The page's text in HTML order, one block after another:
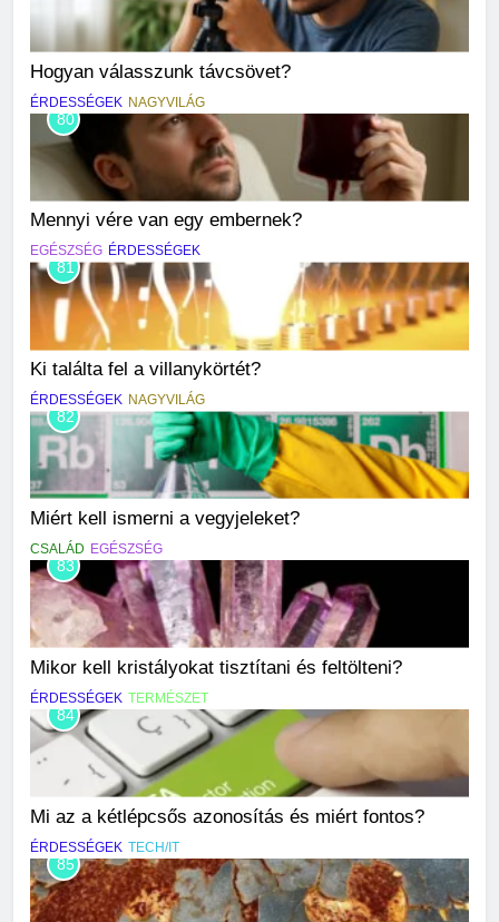
Hogyan válasszunk távcsövet?
ÉRDESSÉGEK NAGYVILÁG
80
Mennyi vére van egy embernek?
EGÉSZSÉG ÉRDESSÉGEK
81
Ki találta fel a villanykörtét?
ÉRDESSÉGEK NAGYVILÁG
82
Miért kell ismerni a vegyjeleket?
CSALÁD EGÉSZSÉG
83
Mikor kell kristályokat tisztítani és feltölteni?
ÉRDESSÉGEK TERMÉSZET
84
Mi az a kétlépcsős azonosítás és miért fontos?
ÉRDESSÉGEK TECH/IT
85